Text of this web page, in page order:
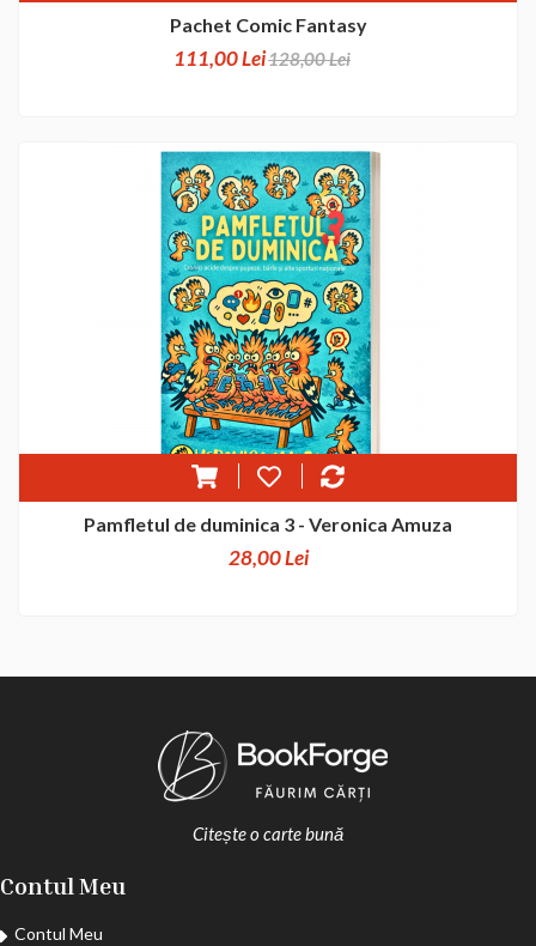
Pachet Comic Fantasy
111,00 Lei128,00 Lei
Pamfletul de duminica 3 - Veronica Amuza
28,00 Lei
Citește o carte bună
Contul Meu
Contul Meu